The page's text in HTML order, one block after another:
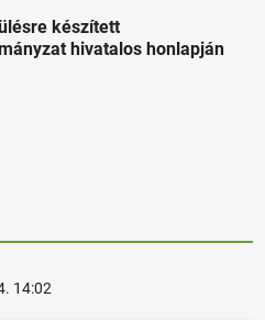
készített
hivatalos honlapján
14:02